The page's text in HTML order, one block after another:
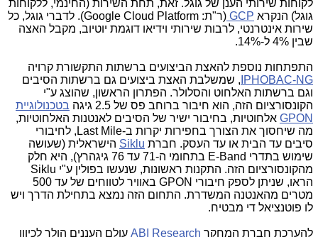
לקוחות שירותי הענן של גוגל. זאת, תחת השירות (החינמי, ללקוחות
גוגל) הנקרא GCP
(ר"ת: Google Cloud Platform). לדברי גוגל, כל
שירות אינטרנטי, לרבות שירותי וידיאו דוגמת יוטיוב, מקבל האצה
שבין 4% ל-14%.
התפתחות נוספת להאצת הביצועים ברשתות התקשורת קרויה
IPHOBAC-NG , שמשלבת האצת ביצועים גם ברשתות הסיבים
וגם ברשתות האלחוט והסלולר. הפתרון הראשון, שהוצג ע"י
הקונסורציום הזה, הוא חיבור ברוחב פס של 2.5 גיגה
בטכנולוגיית
GPON אלחוטיות, בחיבור ישיר של הסיבים לאנטנות האלחוטיות,
מה שיחסוך את הצורך בחפירות יקרות ב-Last Mile, לחיבורי
סיבים עד הבית או עד העסק. חברת Siklu הישראלית (שעושה
שימוש בתדרי E-Band בתחומי ה-71 עד 76 גיגהרץ), היא חלק
מהקונסורציום הזה. התקנות ראשונות, שנעשו בפולין ע"י Siklu
הראו, שניתן לספק חיבורי GPON באוויר לטווחים של עד 500
מטרים מהאנטנה המשדרת. התחום הזה נמצא בתחילת הדרך ויש
לו פוטנציאל די מבטיח.
להערכת חברת המחקר ABI Research עולם העננים הולך לכיוון